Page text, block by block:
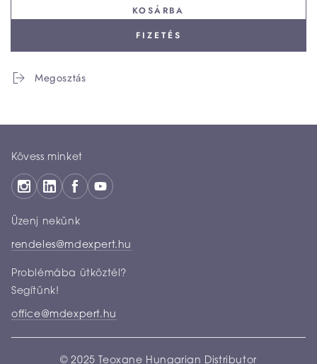
KOSÁRBA
FIZETÉS
Megosztás
Kövess minket
Üzenj nekünk
rendeles@mdexpert.hu
Problémába ütköztél?
Segítünk!
office@mdexpert.hu
© 2025 Teoxane Hungarian Distributor